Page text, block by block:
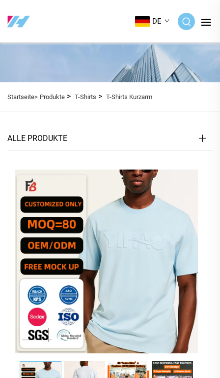
DE
Startseite> Produkte > T-Shirts > T-Shirts Kurzarm
ALLE PRODUKTE